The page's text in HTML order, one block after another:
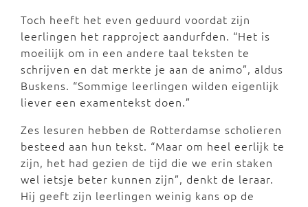
Toch heeft het even geduurd voordat zijn
leerlingen het rapproject aandurfden. “Het is
moeilijk om in een andere taal teksten te
schrijven en dat merkte je aan de animo”, aldus
Buskens. “Sommige leerlingen wilden eigenlijk
liever een examentekst doen.”
Zes lesuren hebben de Rotterdamse scholieren
besteed aan hun tekst. “Maar om heel eerlijk te
zijn, het had gezien de tijd die we erin staken
wel ietsje beter kunnen zijn”, denkt de leraar.
Hij geeft zijn leerlingen weinig kans op de